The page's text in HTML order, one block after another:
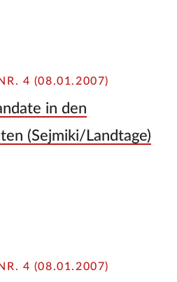
4 (08.01.2007)
in den
(Sejmiki/Landtage)
4 (08.01.2007)